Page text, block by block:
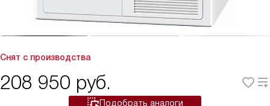
Снят с производства
208 950 руб.
Подобрать аналоги